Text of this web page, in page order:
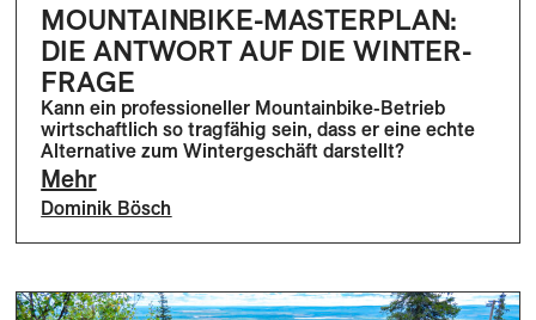
MOUNTAINBIKE-MASTERPLAN:
DIE ANTWORT AUF DIE WINTER-
FRAGE
Kann ein professioneller Mountainbike-Betrieb
wirtschaftlich so tragfähig sein, dass er eine echte
Alternative zum Wintergeschäft darstellt?
Mehr
Dominik Bösch